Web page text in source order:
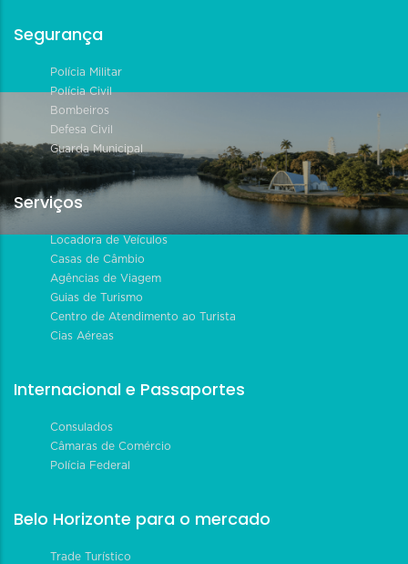
Segurança
Polícia Militar
Polícia Civil
Bombeiros
Defesa Civil
Guarda Municipal
Serviços
Locadora de Veículos
Casas de Câmbio
Agências de Viagem
Guias de Turismo
Centro de Atendimento ao Turista
Cias Aéreas
Internacional e Passaportes
Consulados
Câmaras de Comércio
Polícia Federal
Belo Horizonte para o mercado
Trade Turístico